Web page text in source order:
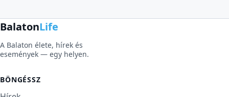
BalatonLife
A Balaton élete, hírek és
események — egy helyen.
BÖNGÉSSZ